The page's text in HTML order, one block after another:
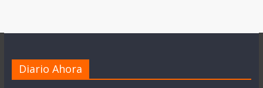
Diario Ahora